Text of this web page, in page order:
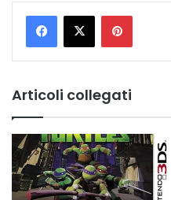
Pinterest
Articoli collegati